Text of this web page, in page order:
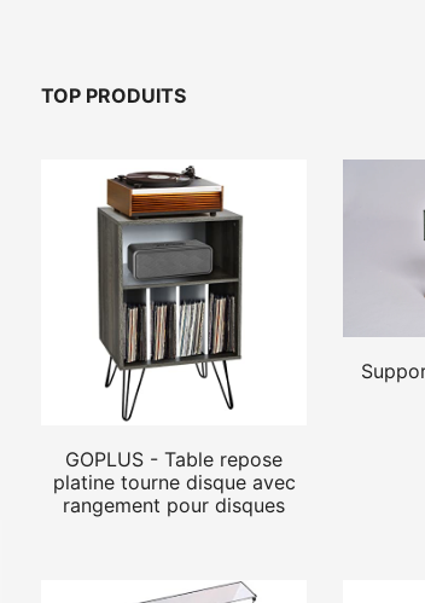
TOP PRODUITS
GOPLUS - Table repose
platine tourne disque avec
rangement pour disques